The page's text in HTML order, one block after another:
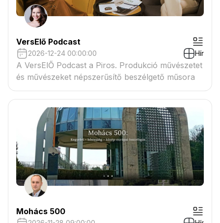
VersElő Podcast
2026-12-24 00:00:00 Hír
A VersElŐ Podcast a Piros. Produkció művészetet
és művészeket népszerűsítő beszélgető műsora
Mohács 500